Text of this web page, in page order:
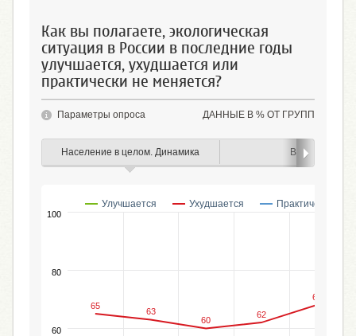
Как вы полагаете, экологическая
ситуация в России в последние годы
улучшается, ухудшается или
практически не меняется?
ДАННЫЕ В % ОТ ГРУПП
Параметры опроса
Население в целом. Динамика Возраст
65
63
60
62
68
Улучшается Ухудшается Практически не
60
80
100